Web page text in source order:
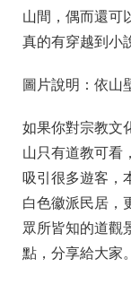
山間，偶而還可
真的有穿越到小
圖片說明：依山
如果你對宗教文
山只有道教可看
吸引很多遊客，
白色徽派民居，
眾所皆知的道觀
點，分享給大家。